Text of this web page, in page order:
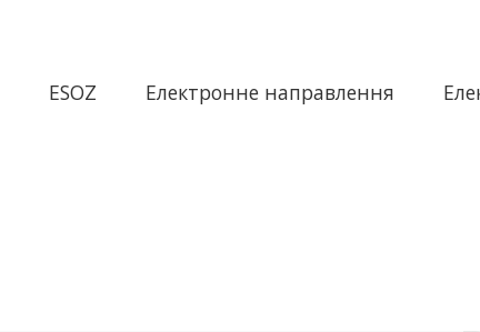
ESOZ Електронне направлення